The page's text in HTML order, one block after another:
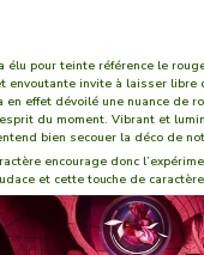
élu pour teinte référence le rouge
envoutante invite à laisser libre
en effet dévoilé une nuance de
du moment. Vibrant et
bien secouer la déco de
encourage donc
et cette touche de